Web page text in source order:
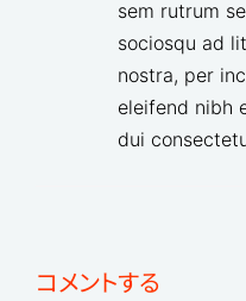
sem rutrum
sociosqu ad
nostra, per
eleifend nibh
dui
コメントする